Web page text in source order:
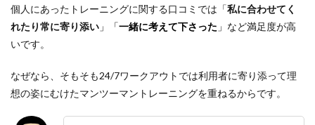
です
か？
8
る
24/7
クア
個人にあったトレーニングに関する口コミでは「私に合わせてく
れたり常に寄り添い 」「一緒に考えて下さった 」 など満足度が高
いです。
なぜなら、そもそも24/7ワークアウトでは利用者に寄り添って理
想の姿にむけたマンツーマントレーニングを重ねるからです。